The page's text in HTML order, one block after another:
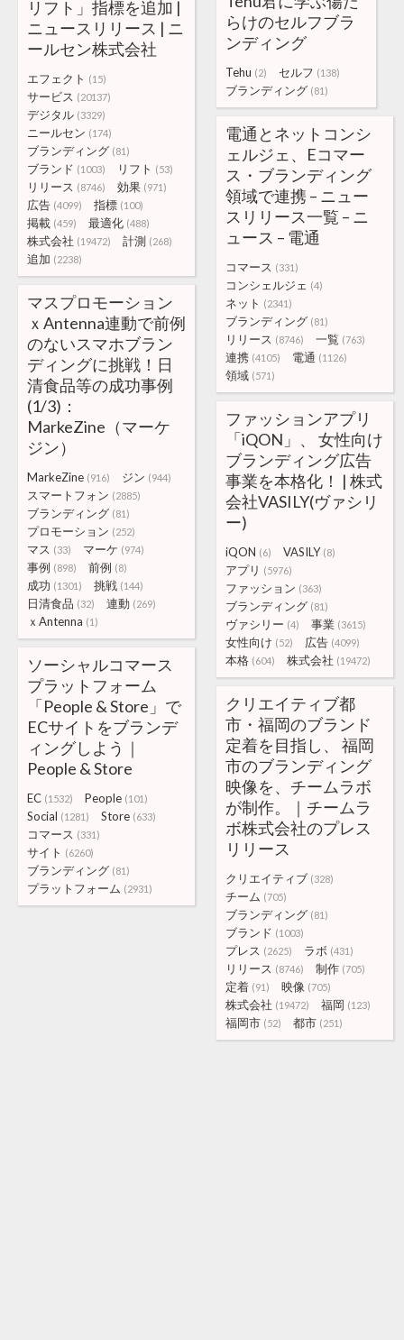
リフト」指標を追加 |
ニュースリリース | ニ
ールセン株式会社
エフェクト (15)
サービス (20137)
デジタル (3329)
ニールセン (174)
ブランディング (81)
ブランド (1003) リフト (53)
リリース (8746) 効果 (971)
広告 (4099) 指標 (100)
掲載 (459) 最適化 (488)
株式会社 (19472) 計測 (268)
追加 (2238)
らけのセルフブラ
ンディング
Tehu (2) セルフ (138)
ブランディング (81)
電通とネットコンシ
ェルジェ、Eコマー
ス・ブランディング
領域で連携 – ニュー
スリリース一覧 – ニ
ュース – 電通
コマース (331)
コンシェルジェ (4)
ネット (2341)
ブランディング (81)
リリース (8746) 一覧 (763)
連携 (4105) 電通 (1126)
領域 (571)
マスプロモーション
ｘAntenna連動で前例
のないスマホブラン
ディングに挑戦！日
清食品等の成功事例
(1/3)：
MarkeZine（マーケ
ジン）
MarkeZine (916) ジン (944)
スマートフォン (2885)
ブランディング (81)
プロモーション (252)
マス (33) マーケ (974)
事例 (898) 前例 (8)
成功 (1301) 挑戦 (144)
日清食品 (32) 連動 (269)
ｘAntenna (1)
ファッションアプリ
「iQON」、 女性向け
ブランディング広告
事業を本格化！ | 株式
会社VASILY(ヴァシリ
ー)
iQON (6) VASILY (8)
アプリ (5976)
ファッション (363)
ブランディング (81)
ヴァシリー (4) 事業 (3615)
女性向け (52) 広告 (4099)
本格 (604) 株式会社 (19472)
ソーシャルコマース
プラットフォーム
「People & Store」で
ECサイトをブランデ
ィングしよう｜
People & Store
EC (1532) People (101)
Social (1281) Store (633)
コマース (331)
サイト (6260)
ブランディング (81)
プラットフォーム (2931)
クリエイティブ都
市・福岡のブランド
定着を目指し、 福岡
市のブランディング
映像を、チームラボ
が制作。｜チームラ
ボ株式会社のプレス
リリース
クリエイティブ (328)
チーム (705)
ブランディング (81)
ブランド (1003)
プレス (2625) ラボ (431)
リリース (8746) 制作 (705)
定着 (91) 映像 (705)
株式会社 (19472) 福岡 (123)
福岡市 (52) 都市 (251)